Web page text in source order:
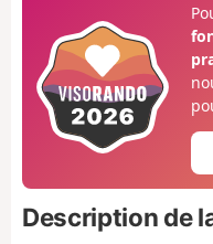
Description de